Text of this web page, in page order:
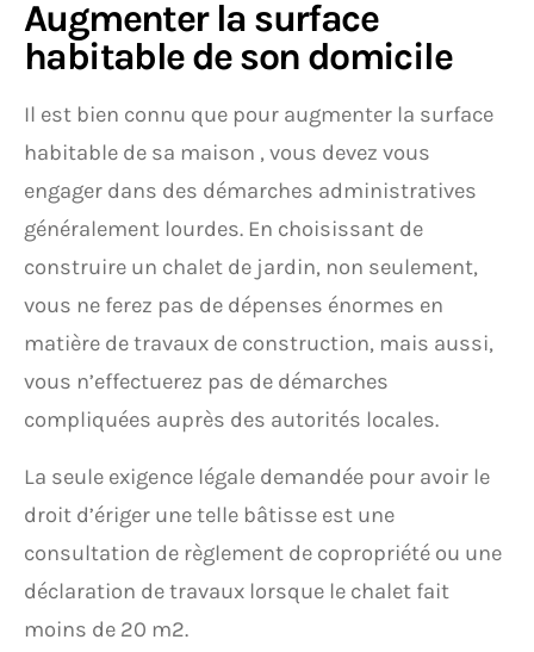
Augmenter la surface
habitable de son domicile
Il est bien connu que pour augmenter la surface
habitable de sa maison , vous devez vous
engager dans des démarches administratives
généralement lourdes. En choisissant de
construire un chalet de jardin, non seulement,
vous ne ferez pas de dépenses énormes en
matière de travaux de construction, mais aussi,
vous n’effectuerez pas de démarches
compliquées auprès des autorités locales.
La seule exigence légale demandée pour avoir le
droit d’ériger une telle bâtisse est une
consultation de règlement de copropriété ou une
déclaration de travaux lorsque le chalet fait
moins de 20 m2.